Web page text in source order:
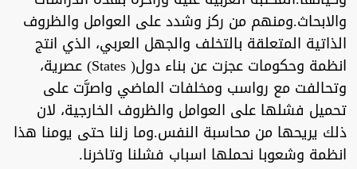
والابحاث.ومنهم من ركز وشدد على العوامل والظروف
الذاتية المتعلقة بالتخلف والجهل العربي، الذي انتج
انظمة وحكومات عجزت عن بناء دول( States) عصرية،
وتحالفت مع رواسب ومخلفات الماضي واصرَّت على
تحميل فشلها على العوامل والظروف الخارجية، لان
ذلك يريحها من محاسبة النفس.وما زلنا حتى يومنا هذا
انظمة وشعوبا نحملها اسباب فشلنا وتاخرنا.